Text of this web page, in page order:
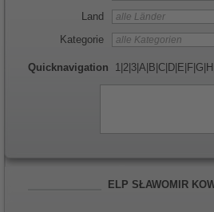
Land
Kategorie
Quicknavigation 1 2 3 A B C D E F G H
ELP SŁAWOMIR